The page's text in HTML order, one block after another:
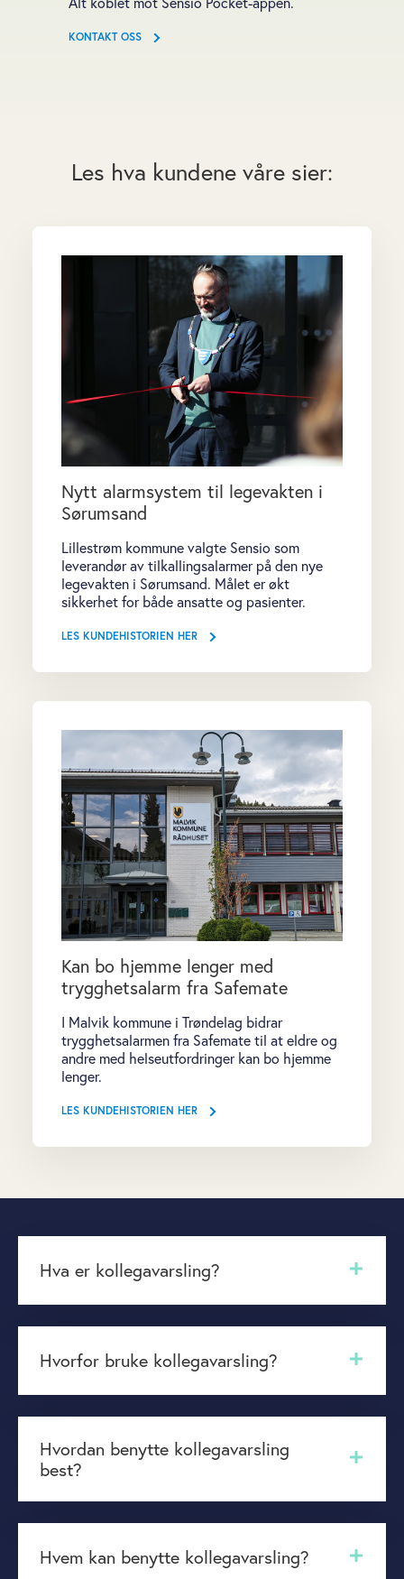
KONTAKT OSS
Les hva kundene våre sier:
Nytt alarmsystem til legevakten i
Sørumsand
Lillestrøm kommune valgte Sensio som
leverandør av tilkallingsalarmer på den nye
legevakten i Sørumsand. Målet er økt
sikkerhet for både ansatte og pasienter.
LES KUNDEHISTORIEN HER
Kan bo hjemme lenger med
trygghetsalarm fra Safemate
I Malvik kommune i Trøndelag bidrar
trygghetsalarmen fra Safemate til at eldre og
andre med helseutfordringer kan bo hjemme
lenger.
LES KUNDEHISTORIEN HER
Hva er kollegavarsling?
Hvorfor bruke kollegavarsling?
Hvordan benytte kollegavarsling
best?
Hvem kan benytte kollegavarsling?